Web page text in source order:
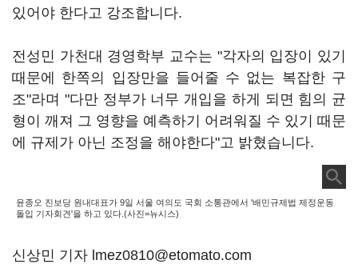
있어야 한다고 강조합니다.
전성민 가천대 경영학부 교수는 "각자의 입장이 있기
때문에 한쪽의 입장만을 들어줄 수 없는 복잡한 구
조"라며 "다만 정부가 너무 개입을 하게 되면 힘의 균
형이 깨져 그 영향을 예측하기 어려워질 수 있기 때문
에 규제가 아닌 조정을 해야한다"고 밝혔습니다.
윤종오 진보당 원내대표가 9일 서울 여의도 국회 소통관에서 '배민규제법 제정운동
돌입 기자회견'을 하고 있다.(사진=뉴시스)
신상민 기자 lmez0810@etomato.com